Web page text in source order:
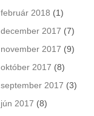
február 2018 (1)
december 2017 (7)
november 2017 (9)
október 2017 (8)
september 2017 (3)
jún 2017 (8)